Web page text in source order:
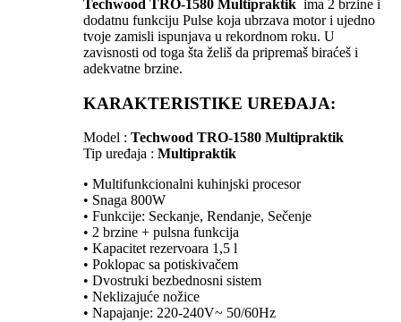
Techwood TRO-1580 Multipraktik ima 2 brzine i
dodatnu funkciju Pulse koja ubrzava motor i ujedno
tvoje zamisli ispunjava u rekordnom roku. U
zavisnosti od toga šta želiš da pripremaš biraćeš i
adekvatne brzine.
KARAKTERISTIKE UREĐAJA:
Model : Techwood TRO-1580 Multipraktik
Tip uređaja : Multipraktik
• Multifunkcionalni kuhinjski procesor
• Snaga 800W
• Funkcije: Seckanje, Rendanje, Sečenje
• 2 brzine + pulsna funkcija
• Kapacitet rezervoara 1,5 l
• Poklopac sa potiskivačem
• Dvostruki bezbednosni sistem
• Neklizajuće nožice
• Napajanje: 220-240V~ 50/60Hz